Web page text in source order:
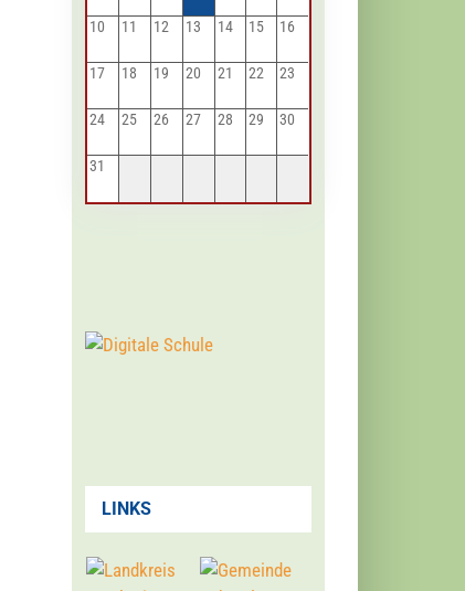
10 11 12 13 14 15 16
17 18 19 20 21 22 23
24 25 26 27 28 29 30
31
LINKS